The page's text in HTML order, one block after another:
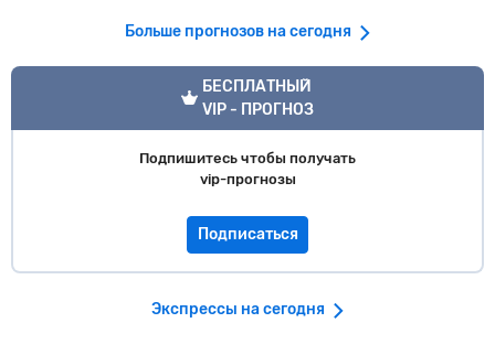
Больше прогнозов на сегодня
VIP прогноз
БЕСПЛАТНЫЙ
VIP - ПРОГНОЗ
Подпишитесь чтобы получать
vip-прогнозы
Подписаться
Экспрессы на сегодня